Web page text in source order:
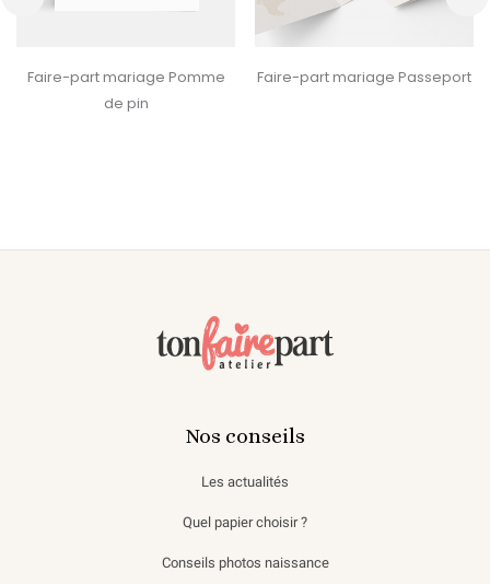
Faire-part mariage Pomme
de pin
Faire-part mariage Passeport
Nos conseils
Les actualités
Quel papier choisir ?
Conseils photos naissance